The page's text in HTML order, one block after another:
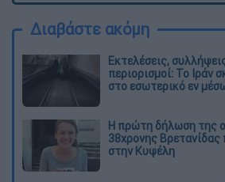
Διαβάστε ακόμη
Εκτελέσεις,
περιορισμοί: Το Ιράν
στο εσωτερικό εν
Η πρώτη δήλωση της
38χρονης
στην Κυψέλη